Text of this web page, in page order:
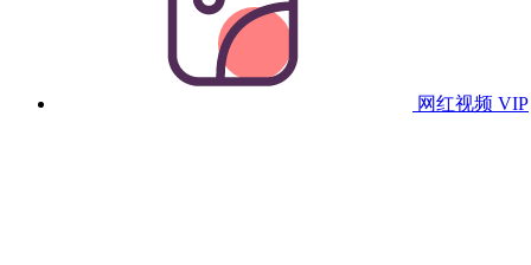
网红视频 VIP